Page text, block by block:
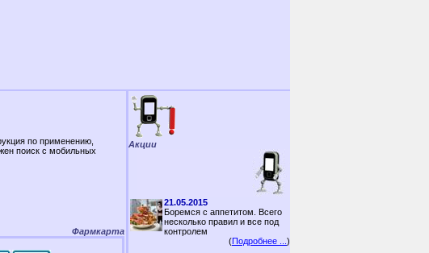
по применению,
поиск c мобильных
Фармкарта
Акции
21.05.2015
Боремся с аппетитом. Всего
несколько правил и все под
контролем
(Подробнее ... )